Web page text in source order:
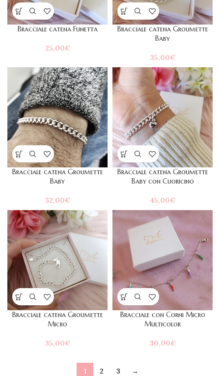
Bracciale catena Funetta
25,00€
Bracciale catena Groumette
Baby
35,00€
Bracciale catena Groumette
Baby
32,00€
Bracciale catena Groumette
Baby con Cuoricino
45,00€
Bracciale catena Groumette
Micro
35,00€
Bracciale con Corni Micro
Multicolor
30,00€
1 2 3 →